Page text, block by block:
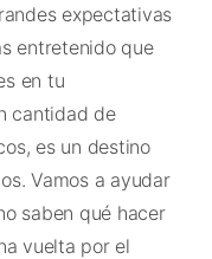
expectativas
entretenido que
en tu
cantidad de
es un destino
Vamos a ayudar
saben qué hacer
vuelta por el